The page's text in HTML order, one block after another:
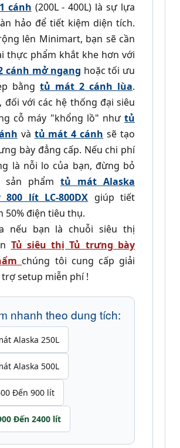
cánh (200L - 400L) là sự lựa
hảo để tiết kiệm diện tích.
lên Minimart, bạn sẽ cần
thực phẩm khắt khe hơn với
cánh mở ngang hoặc tối ưu
bằng tủ mát 2 cánh lùa.
đối với các hệ thống đại siêu
cỗ máy "khổng lồ" như tủ
và tủ mát 4 cánh sẽ tạo
bày đẳng cấp. Nếu chi phí
là nỗi lo của bạn, đừng bỏ
sản phẩm tủ mát Alaska
800 lít LC-800DX giúp tiết
50% điện tiêu thụ.
nếu bạn là chuỗi siêu thị
Tủ siêu thị Tủ trưng bày
chúng tôi cung cấp giải
setup miễn phí !
nhanh theo dung tích:
Alaska 250L
Alaska 500L
Đến 900 lít
Đến 2400 lít